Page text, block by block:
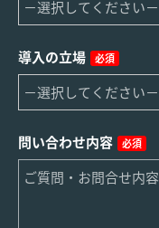
導入の立場 必須
問い合わせ内容 必須